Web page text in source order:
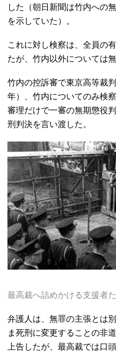
した（朝日新聞は竹内への
を示していた）。
これに対し検察は、全員の
たが、竹内以外については
竹内の控訴審で東京高等裁
年）、竹内についてのみ検
審理だけで一審の無期懲役
刑判決を言い渡した。
最高裁へ詰めかける支援者
弁護人は、無罪の主張とは
ま死刑に変更することの非
上告したが、最高裁では口